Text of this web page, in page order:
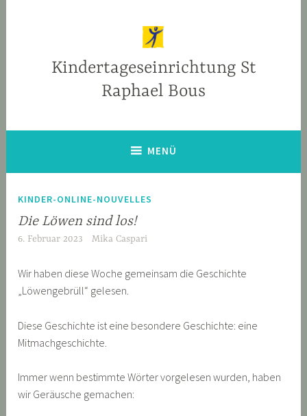
Kindertageseinrichtung St
Raphael Bous
MENÜ
KINDER-ONLINE-NOUVELLES
Die Löwen sind los!
6. Februar 2023 Mika Caspari
Wir haben diese Woche gemeinsam die Geschichte
„Löwengebrüll“ gelesen.
Diese Geschichte ist eine besondere Geschichte: eine
Mitmachgeschichte.
Immer wenn bestimmte Wörter vorgelesen wurden, haben
wir Geräusche gemachen: